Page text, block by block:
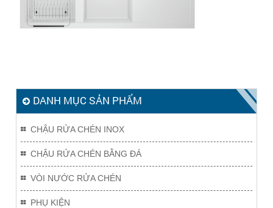
DANH MỤC SẢN PHẨM
CHẬU RỬA CHÉN INOX
CHẬU RỬA CHÉN BẰNG ĐÁ
VÒI NƯỚC RỬA CHÉN
PHỤ KIỆN